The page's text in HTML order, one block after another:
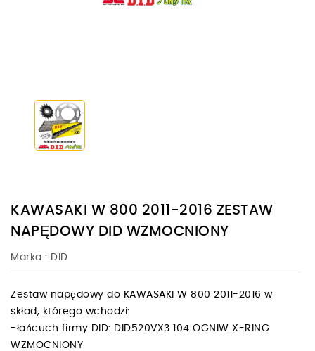
KAWASAKI W 800 2011-2016 ZESTAW
NAPĘDOWY DID WZMOCNIONY
Marka : DID
Zestaw napędowy do KAWASAKI W 800 2011-2016 w
skład, którego wchodzi:
-łańcuch firmy DID: DID520VX3 104 OGNIW X-RING
WZMOCNIONY